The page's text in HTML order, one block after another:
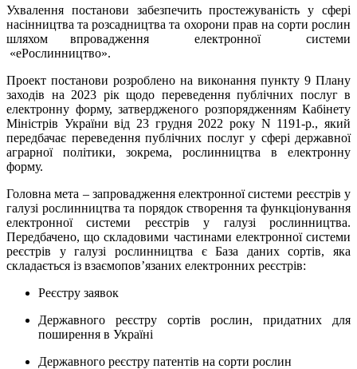
Ухвалення постанови забезпечить простежуваність у сфері
насінництва та розсадництва та охорони прав на сорти рослин
шляхом впровадження електронної системи
«еРослинництво».
Проект постанови розроблено на виконання пункту 9 Плану
заходів на 2023 рік щодо переведення публічних послуг в
електронну форму, затвердженого розпорядженням Кабінету
Міністрів України від 23 грудня 2022 року N 1191-p., який
передбачає переведення публічних послуг у сфері державної
аграрної політики, зокрема, рослинництва в електронну
форму.
Головна мета – запровадження електронної системи реєстрів у
галузі рослинництва та порядок створення та функціонування
електронної системи реєстрів у галузі рослинництва.
Передбачено, що складовими частинами електронної системи
реєстрів у галузі рослинництва є База даних сортів, яка
складається із взаємоповʼязаних електронних реєстрів:
Реєстру заявок
Державного реєстру сортів рослин, придатних для
поширення в Україні
Державного реєстру патентів на сорти рослин